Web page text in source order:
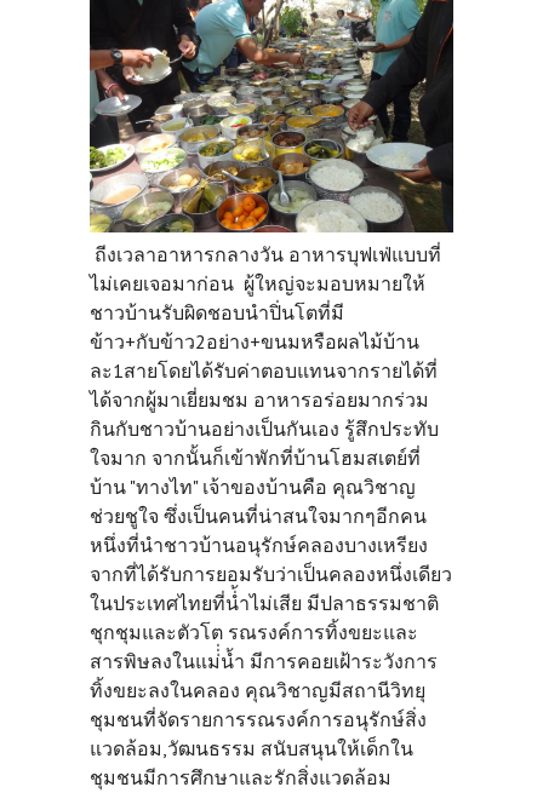
ถีงเวลาอาหารกลางวัน อาหารบุฟเฟ่แบบที่
ไม่เคยเจอมาก่อน ผู้ใหญ่จะมอบหมายให้
ชาวบ้านรับผิดชอบนำปิ่นโตที่มี
ข้าว+กับข้าว2อย่าง+ขนมหรือผลไม้บ้าน
ละ1สายโดยได้รับค่าตอบแทนจากรายได้ที่
ได้จากผู้มาเยี่ยมชม อาหารอร่อยมากร่วม
กินกับชาวบ้านอย่างเป็นกันเอง รู้สึกประทับ
ใจมาก จากนั้นก็เข้าพักที่บ้านโฮมสเตย์ที่
บ้าน "ทางไท" เจ้าของบ้านคือ คุณวิชาญ
ช่วยชูใจ ซึ่งเป็นคนที่น่าสนใจมากๆอีกคน
หนึ่งที่นำชาวบ้านอนุรักษ์คลองบางเหรียง
จากที่ได้รับการยอมรับว่าเป็นคลองหนึ่งเดียว
ในประเทศไทยที่น่้ำไม่เสีย มีปลาธรรมชาติ
ชุกชุมและตัวโต รณรงค์การทิ้งขยะและ
สารพิษลงในแม่่่น้ำ มีการคอยเฝ้าระวังการ
ทิ้งขยะลงในคลอง คุณวิชาญมีสถานีวิทยุ
ชุมชนที่จัดรายการรณรงค์การอนุรักษ์สิ่ง
แวดล้อม,วัฒนธรรม สนับสนุนให้เด็กใน
ชุมชนมีการศึกษาและรักสิ่งแวดล้อม